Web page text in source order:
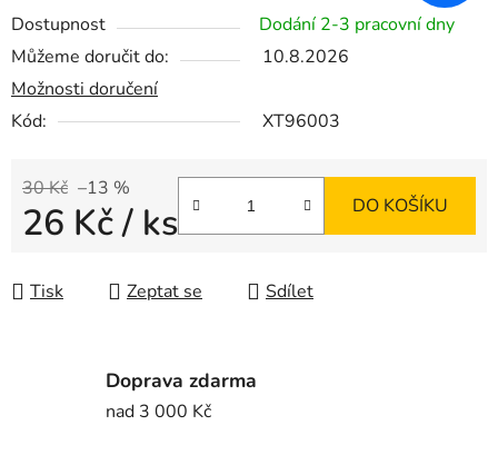
Dostupnost
Dodání 2-3 pracovní dny
Můžeme doručit do:
10.8.2026
Možnosti doručení
Kód:
XT96003
30 Kč –13 %
26 Kč/ ks DO KOŠÍKU
Tisk Zeptat se Sdílet
Doprava zdarma
nad 3 000 Kč